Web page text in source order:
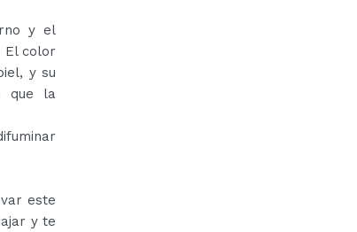
y el
El color
y su
que la
este
y te